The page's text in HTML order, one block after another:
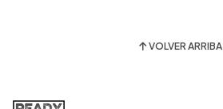
VOLVER ARRIBA